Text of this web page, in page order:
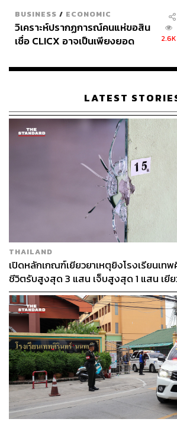
THE STANDARD
กองบรรณาธิการ THE
BUSINESS / ECONOMIC
วิเคราะห์ปรากฏการณ์คนแห่ขอสิน
เชื่อ CLICX อาจเป็นเพียงยอด
เรือนไทยที่ถูกซุกไว้
2.6K
LATEST
THAILAND
เปิดหลักเกณฑ์เยียวยาเหตุยิงโรงเรียนเท
ชีวิตรับสูงสุด 3 แสน เจ็บสูงสุด 1 แสน เยีย
ระดับ